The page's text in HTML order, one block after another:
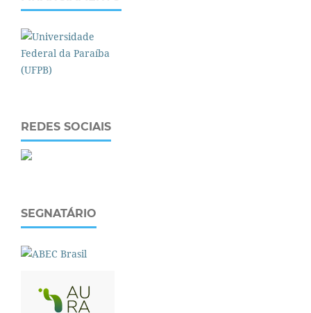
REDES SOCIAIS
SEGNATÁRIO